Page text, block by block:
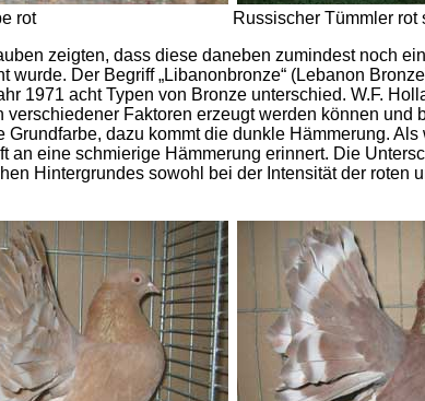
rot Russischer Tümmler rot
zeigten, dass diese daneben zumindest noch
wurde. Der Begriff „Libanonbronze“ (Lebanon
1971 acht Typen von Bronze unterschied. W.F.
Faktoren erzeugt werden können und
dazu kommt die dunkle Hämmerung.
an eine schmierige Hämmerung erinnert. Die
Hintergrundes sowohl bei der Intensität der roten